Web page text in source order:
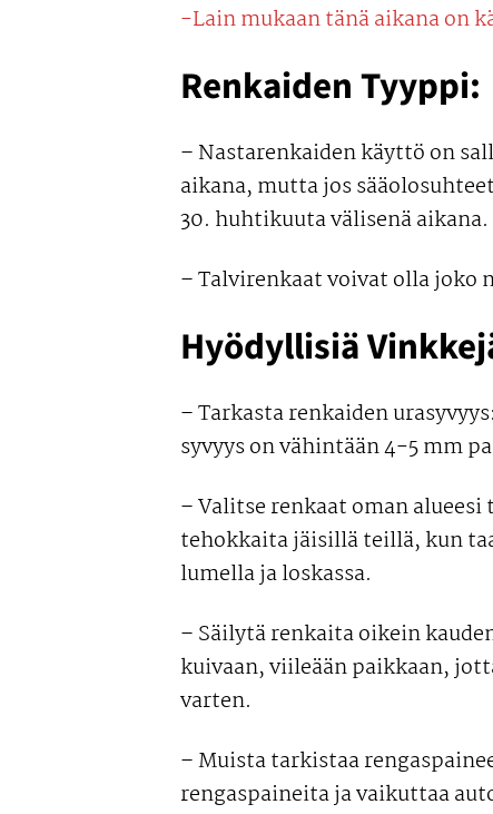
-Lain mukaan tänä aikana on
Renkaiden Tyyppi:
– Nastarenkaiden käyttö on
aikana, mutta jos
30. huhtikuuta välisenä aikana.
– Talvirenkaat voivat olla
Hyödyllisiä
– Tarkasta renkaiden
syvyys on vähintään 4-5 mm
– Valitse renkaat oman
tehokkaita jäisillä teillä, kun
lumella ja loskassa.
– Säilytä renkaita oikein
kuivaan, viileään paikkaan,
varten.
– Muista tarkistaa
rengaspaineita ja vaikuttaa